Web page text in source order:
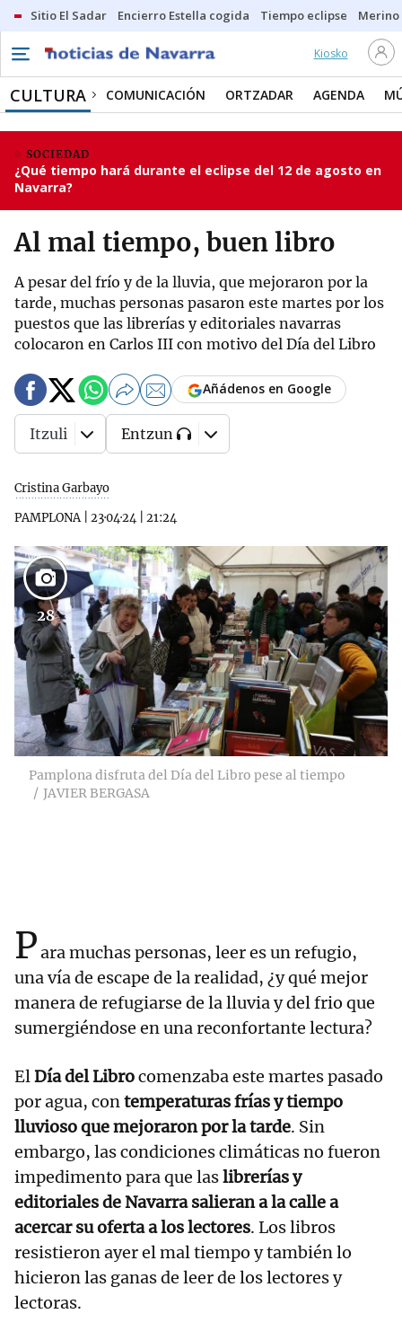
Sitio El Sadar Encierro Estella cogida Tiempo eclipse
Kiosko
CULTURA COMUNICACIÓN ORTZADAR AGENDA
SOCIEDAD
¿Qué tiempo hará durante el eclipse del 12 de agosto en
Navarra?
Al mal tiempo, buen libro
A pesar del frío y de la lluvia, que mejoraron por la
tarde, muchas personas pasaron este martes por los
puestos que las librerías y editoriales navarras
colocaron en Carlos III con motivo del Día del Libro
Cristina Garbayo
PAMPLONA| 23·04·24 21:24
Añádenos en Google
Itzuli Entzun
28
Pamplona disfruta del Día del Libro pese al tiempo
JAVIER BERGASA
Para muchas personas, leer es un refugio,
una vía de escape de la realidad, ¿y qué mejor
manera de refugiarse de la lluvia y del frio que
sumergiéndose en una reconfortante lectura?
ElDía del Librocomenzaba este martes pasado
por agua, contemperaturas frías y tiempo
lluvioso que mejoraron por la tarde. Sin
embargo, las condiciones climáticas no fueron
impedimento para que laslibrerías y
editoriales de Navarra salieran a la calle a
acercar su oferta a los lectores. Los libros
resistieron ayer el mal tiempo y también lo
hicieron las ganas de leer de los lectores y
lectoras.